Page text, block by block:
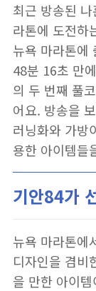
최근 방송된
라톤에 도전하
뉴욕 마라톤에
48분 16초 만
의 두 번째 풀
어요. 방송을
러닝화와 가방
용한 아이템들
기안84가
뉴욕 마라톤에
디자인을 겸비
을 만한 아이